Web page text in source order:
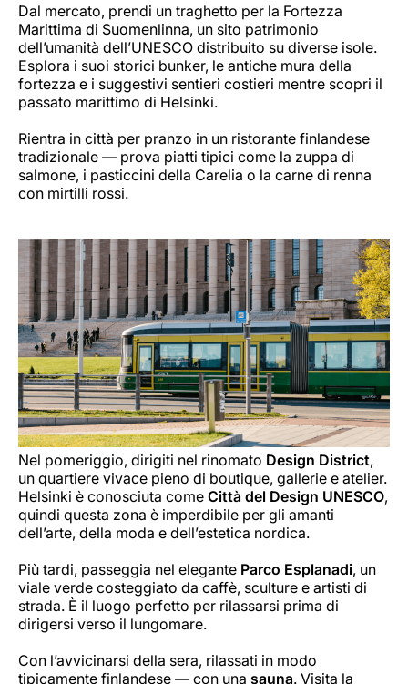
Dal mercato, prendi un traghetto per la Fortezza
Marittima di Suomenlinna, un sito patrimonio
dell’umanità dell’UNESCO distribuito su diverse isole.
Esplora i suoi storici bunker, le antiche mura della
fortezza e i suggestivi sentieri costieri mentre scopri il
passato marittimo di Helsinki.
Rientra in città per pranzo in un ristorante finlandese
tradizionale — prova piatti tipici come la zuppa di
salmone, i pasticcini della Carelia o la carne di renna
con mirtilli rossi.
Nel pomeriggio, dirigiti nel rinomato Design District,
un quartiere vivace pieno di boutique, gallerie e atelier.
Helsinki è conosciuta come Città del Design UNESCO,
quindi questa zona è imperdibile per gli amanti
dell’arte, della moda e dell’estetica nordica.
Più tardi, passeggia nel elegante Parco Esplanadi, un
viale verde costeggiato da caffè, sculture e artisti di
strada. È il luogo perfetto per rilassarsi prima di
dirigersi verso il lungomare.
Con l’avvicinarsi della sera, rilassati in modo
tipicamente finlandese — con una sauna. Visita la